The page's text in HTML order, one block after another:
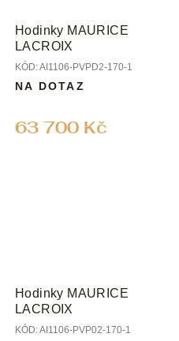
Hodinky MAURICE
LACROIX
KÓD:AI1106-PVPD2-170-1
63 700 Kč
NA DOTAZ
Hodinky MAURICE
LACROIX
KÓD:AI1106-PVP02-170-1